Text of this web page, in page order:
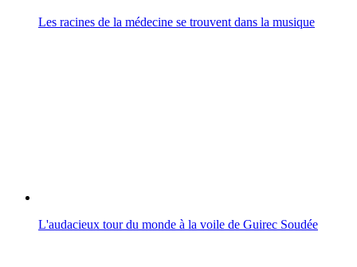
Les racines de la médecine se trouvent dans la musique
L'audacieux tour du monde à la voile de Guirec Soudée